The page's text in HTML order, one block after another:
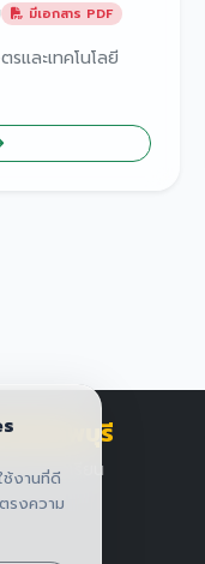
มีเอกสาร PDF
รและเทคโนโลยี
โลยีลพบุรี
ระหว่างเรียน
ช้งานที่ดี
รงความ